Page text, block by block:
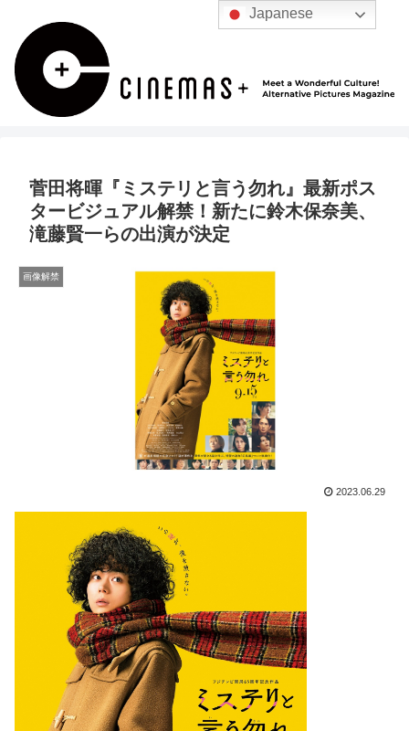
菅田将暉『ミステリと言う勿れ』最新ポス
タービジュアル解禁！新たに鈴木保奈美、
滝藤賢一らの出演が決定
画像解禁
2023.06.29
Japanese